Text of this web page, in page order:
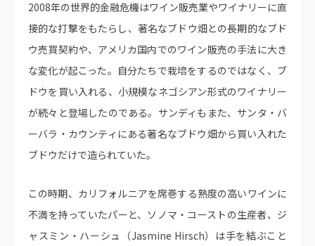
2008年の世界的金融危機はワイン販売業やワイナリーに直
接的な打撃をもたらし、著名なブドウ畑との長期的なブド
ウ売買契約や、アメリカ国内でのワイン販売の手法に大き
な変化が起こった。自分たちで栽培をするのではなく、ブ
ドウを買い入れる、小規模なネゴシアン形式のワイナリー
が続々と登場したのである。サンディもまた、サンタ・バ
ーバラ・カウンティにある著名なブドウ畑から買い入れた
ブドウだけで造られていた。
この時期、カリフォルニアを席巻する熟度の高いワインに
不満を持っていたパーと、ソノマ・コーストの生産者、ジ
ャスミン・ハーシュ（Jasmine Hirsch）は手を結ぶこと